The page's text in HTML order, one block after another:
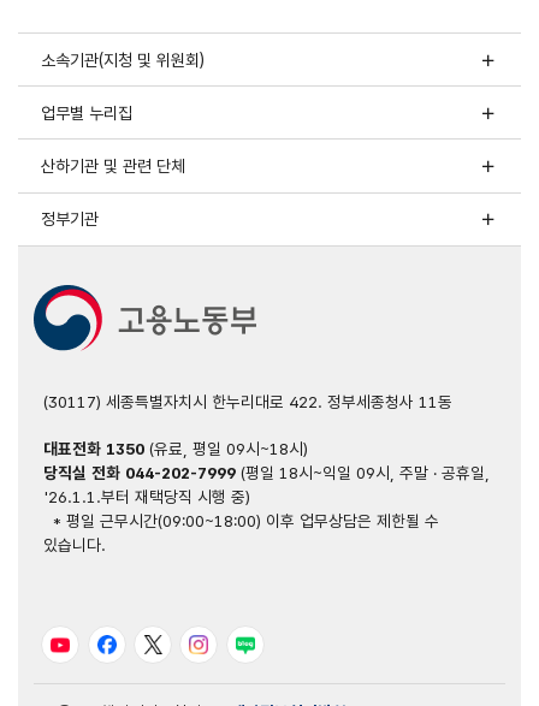
소속기관(지청 및 위원회)
업무별 누리집
산하기관 및 관련 단체
정부기관
(30117) 세종특별자치시 한누리대로 422. 정부세종청사 11동
대표전화 1350(유료, 평일 09시~18시)
당직실 전화 044-202-7999(평일 18시~익일 09시, 주말 · 공휴일,
'26.1.1.부터 재택당직 시행 중)
* 평일 근무시간(09:00~18:00) 이후 업무상담은 제한될 수
있습니다.
유튜브 페이스북트위터 인스타그램
블로그